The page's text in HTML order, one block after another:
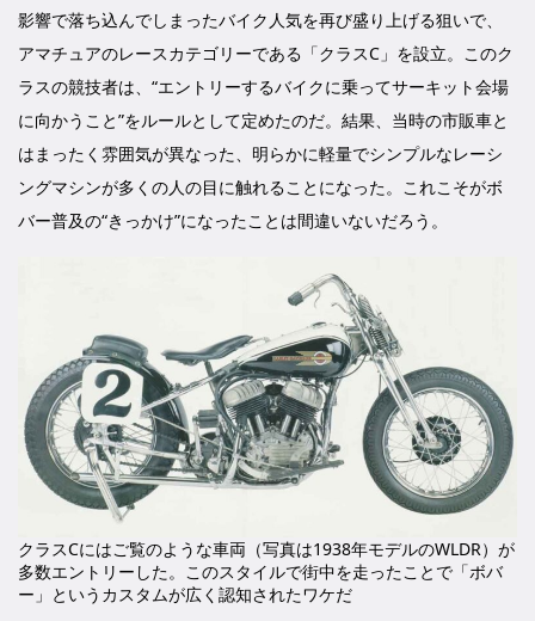
影響で落ち込んでしまったバイク人気を再び盛り上げる狙いで、
アマチュアのレースカテゴリーである「クラスC」を設立。このク
ラスの競技者は、“エントリーするバイクに乗ってサーキット会場
に向かうこと”をルールとして定めたのだ。結果、当時の市販車と
はまったく雰囲気が異なった、明らかに軽量でシンプルなレーシ
ングマシンが多くの人の目に触れることになった。これこそがボ
バー普及の“きっかけ”になったことは間違いないだろう。
クラスCにはご覧のような車両（写真は1938年モデルのWLDR）が
多数エントリーした。このスタイルで街中を走ったことで「ボバ
ー」というカスタムが広く認知されたワケだ